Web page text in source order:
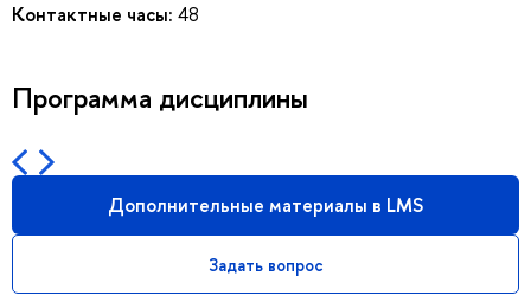
Контактные часы: 48
Программа дисциплины
Дополнительные материалы в LMS
Задать вопрос